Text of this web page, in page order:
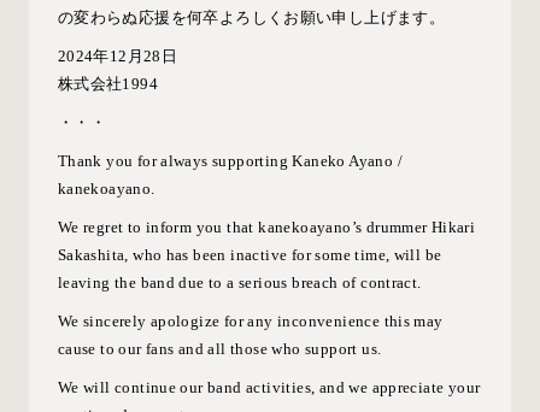
の変わらぬ応援を何卒よろしくお願い申し上げます。
2024年12月28日
株式会社1994
・・・
Thank you for always supporting Kaneko Ayano /
kanekoayano.
We regret to inform you that kanekoayano’s drummer Hikari
Sakashita, who has been inactive for some time, will be
leaving the band due to a serious breach of contract.
We sincerely apologize for any inconvenience this may
cause to our fans and all those who support us.
We will continue our band activities, and we appreciate your